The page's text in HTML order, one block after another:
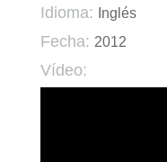
Idioma: Inglés
Fecha: 2012
Vídeo: